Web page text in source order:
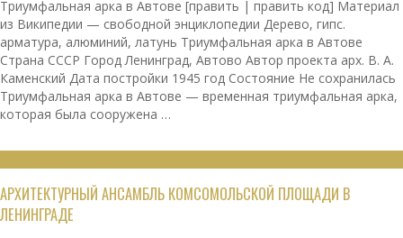
Триумфальная арка в Автове [править | править код] Материал
из Википедии — свободной энциклопедии Дерево, гипс.
арматура, алюминий, латунь Триумфальная арка в Автове
Страна СССР Город Ленинград, Автово Автор проекта арх. В. А.
Каменский Дата постройки 1945 год Состояние Не сохранилась
Триумфальная арка в Автове — временная триумфальная арка,
которая была сооружена …
АРХИТЕКТУРНЫЙ АНСАМБЛЬ КОМСОМОЛЬСКОЙ ПЛОЩАДИ В
ЛЕНИНГРАДЕ